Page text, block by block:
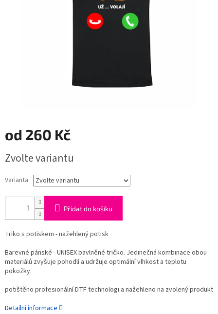
od 260 Kč
cena:
Zvolte variantu
Varianta
Přidat do košíku
Triko s potiskem - nažehlený potisk
Barevné pánské - UNISEX bavlněné tričko. Jedinečná kombinace obou
materiálů zvyšuje pohodlí a udržuje optimální vlhkost a teplotu
pokožky.
potištěno profesionální DTF technologi a nažehleno na zvolený produkt
Detailní informace